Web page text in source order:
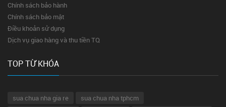
Chính sách bảo hành
Chính sách bảo mật
Điều khoản sử dụng
Dịch vụ giao hàng và thu tiền TQ
TOP TỪ KHÓA
sua chua nha gia re
sua chua nha tphcm